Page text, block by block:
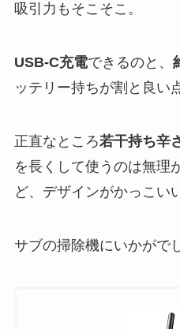
吸引力もそこそこ。
USB-C充電できるのと、
ッテリー持ちが割と良い
正直なところ若干持ち辛
を長くして使うのは無理
ど、デザインがかっこい
サブの掃除機にいかがで